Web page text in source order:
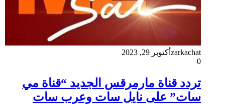
zarkachat أكتوبر 29, 2023
0
تردد قناة مارمرقس الجديد “قناة مي
سات” على نايل سات وعرب سات